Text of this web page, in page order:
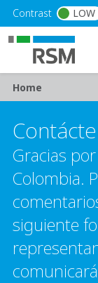
Skip to main
Contrast LOW
Breadcrumb
Home
Gracias
Colombia.
siguiente